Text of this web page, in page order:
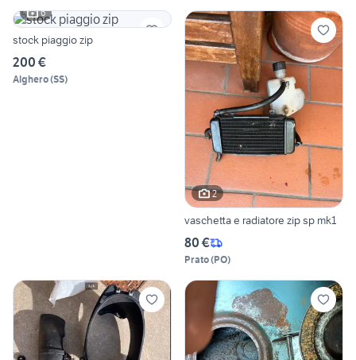
6
stock piaggio zip
200 €
Alghero(SS)
2
vaschetta e radiatore zip sp mk1
80 €
Prato(PO)